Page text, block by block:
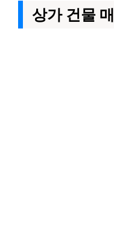
상가 건물